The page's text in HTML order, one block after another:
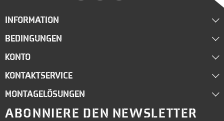
INFORMATION
Über uns
Händler werden
BEDINGUNGEN
Lieferung
Terms & Bedingungen
KONTO
Mein Konto
Login
KONTAKTSERVICE
shop@deemeed.com
Kontaktiere uns
MONTAGELÖSUNGEN
DEEMEED BEI FAAK - LET'S MEET.
ABONNIERE DEN NEWSLETTER